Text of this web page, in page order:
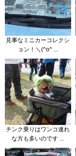
見事なミニカーコレクシ
ョン！＼(^o^ ...
チンク乗りはワンコ連れ
な方も多いのです ...